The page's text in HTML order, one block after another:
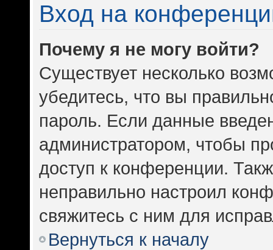
Вход на
Почему я не могу войти?
Существует несколько
убедитесь, что вы
пароль. Если данные
администратором, чтобы
доступ к конференции.
неправильно настроил
свяжитесь с ним для
Вернуться к началу